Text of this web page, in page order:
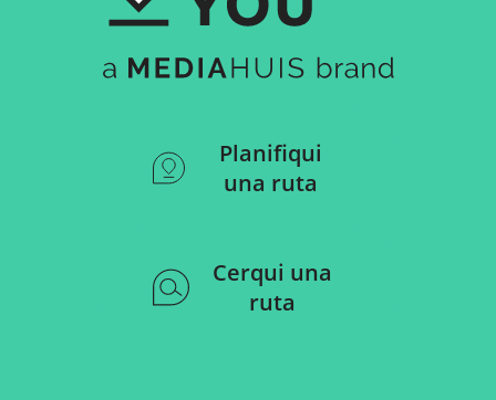
Planifiqui
una ruta
Cerqui una
ruta